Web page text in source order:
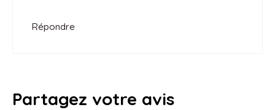
Répondre
Partagez votre avis